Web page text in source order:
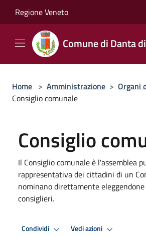
Regione Veneto
Comune di Danta
Home > Amministrazione > Organi
Consiglio comunale
Consiglio
Il Consiglio comunale è l'assemblea
rappresentativa dei cittadini di un
nominano direttamente
consiglieri.
Condividi Vedi azioni